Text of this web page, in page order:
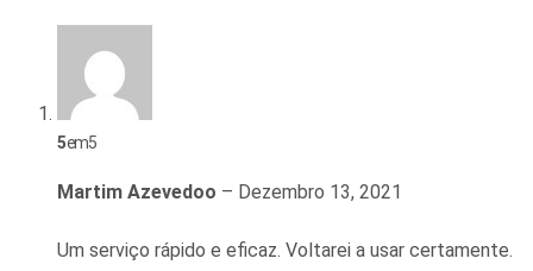
5em 5
Martim Azevedoo – Dezembro 13, 2021
Um serviço rápido e eficaz. Voltarei a usar certamente.